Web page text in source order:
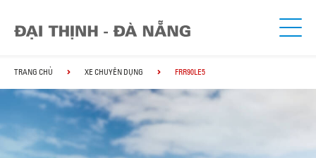
TRANG CHỦ XE CHUYÊN DỤNG FRR90LE5